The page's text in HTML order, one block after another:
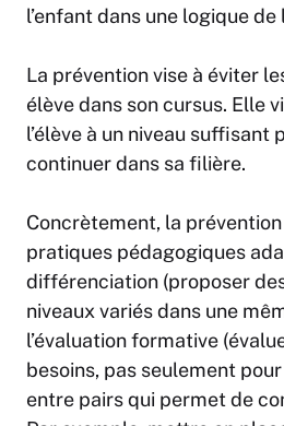
l’enfant dans une logique de
La prévention vise à éviter
élève dans son cursus. Elle
l’élève à un niveau suffisant
continuer dans sa filière.
Concrètement, la
pratiques pédagogiques
différenciation (proposer
niveaux variés dans une
l’évaluation formative
besoins, pas seulement
entre pairs qui permet de